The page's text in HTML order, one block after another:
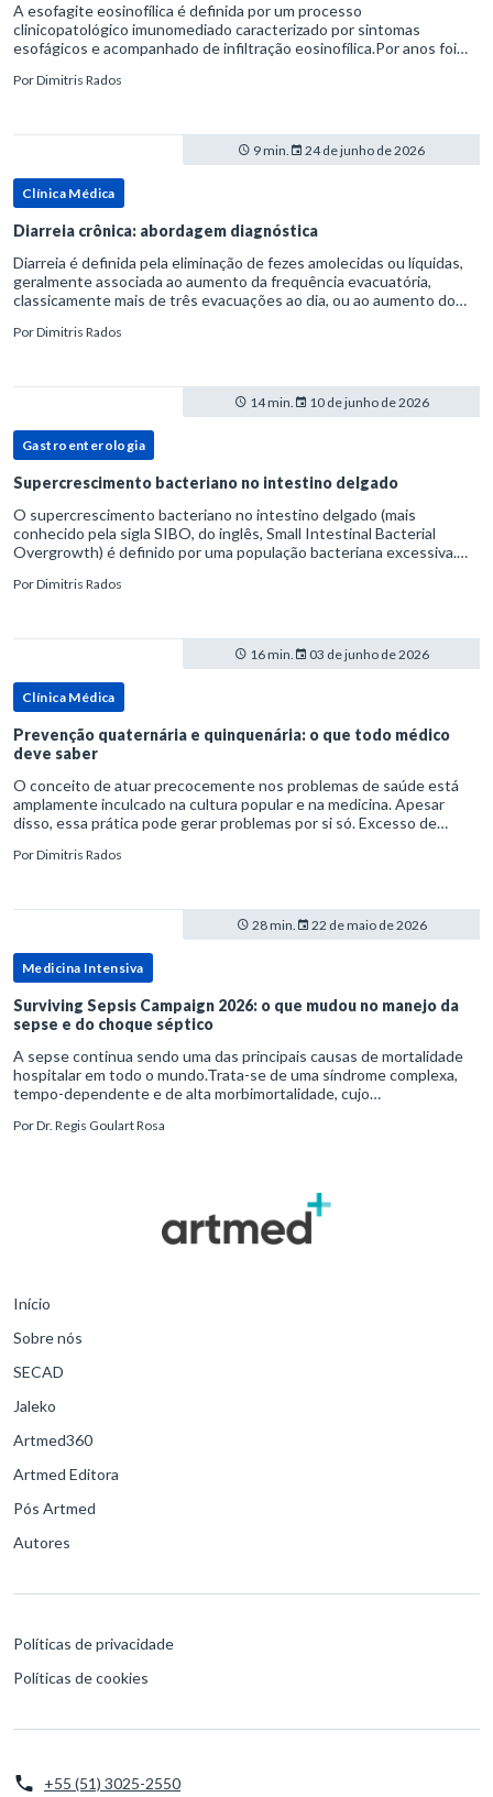
A esofagite eosinofílica é definida por um processo
clinicopatológico imunomediado caracterizado por sintomas
esofágicos e acompanhado de infiltração eosinofílica.Por anos foi
refluxo gastr
PorDimitris Rados
9 min. 24 de junho de 2026
Clínica Médica
Diarreia crônica: abordagem diagnóstica
Diarreia é definida pela eliminação de fezes amolecidas ou líquidas,
geralmente associada ao aumento da frequência evacuatória,
classicamente mais de três evacuações ao dia, ou ao aumento do
PorDimitris Rados
14 min. 10 de junho de 2026
Gastroenterologia
Supercrescimento bacteriano no intestino delgado
O supercrescimento bacteriano no intestino delgado (mais
conhecido pela sigla SIBO, do inglês, Small Intestinal Bacterial
Overgrowth) é definido por uma população bacteriana excessiva.
PorDimitris Rados
16 min. 03 de junho de 2026
Clínica Médica
Prevenção quaternária e quinquenária: o que todo médico
deve saber
O conceito de atuar precocemente nos problemas de saúde está
amplamente inculcado na cultura popular e na medicina. Apesar
disso, essa prática pode gerar problemas por si só. Excesso de
PorDimitris Rados
28 min. 22 de maio de 2026
Medicina Intensiva
Surviving Sepsis Campaign 2026: o que mudou no manejo da
sepse e do choque séptico
A sepse continua sendo uma das principais causas de mortalidade
hospitalar em todo o mundo.Trata-se de uma síndrome complexa,
tempo-dependente e de alta morbimortalidade, cujo
para o desfe
PorDr. Regis Goulart Rosa
Início
Sobre nós
SECAD
Jaleko
Artmed360
Artmed Editora
Pós Artmed
Autores
Políticas de privacidade
Políticas de cookies
+55 (51) 3025-2550